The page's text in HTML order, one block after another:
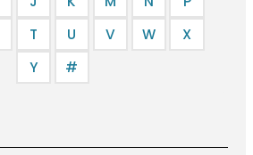
T U V W
X
Y
#